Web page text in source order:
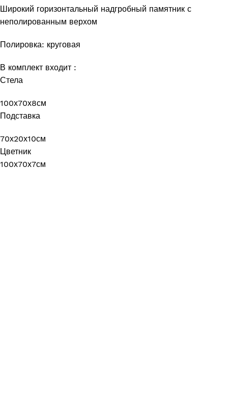
Широкий горизонтальный надгробный памятник с
неполированным верхом
Полировка: круговая
В комплект входит :
Стела
100х70х8см
Подставка
70х20х10см
Цветник
100х70х7см